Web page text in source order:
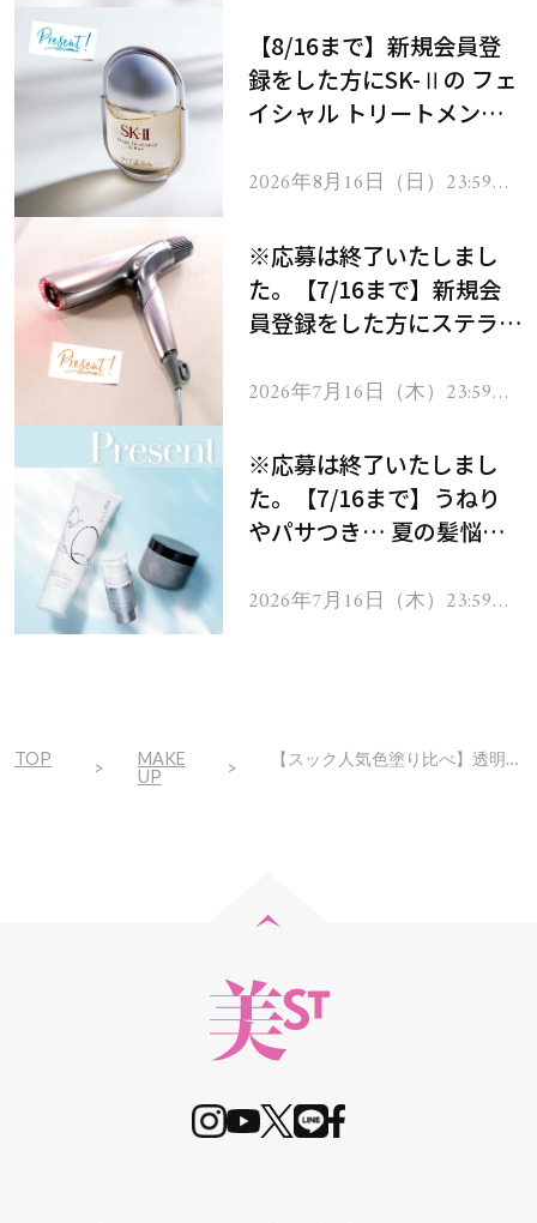
【8/16まで】新規会員登
録をした方にSK-Ⅱの フェ
イシャル トリートメント
2026年8月16日（日）23:59ま
※応募は終了いたしまし
た。【7/16まで】新規会
員登録をした方にステラボ
ヘアドライヤー ジュエル
2026年7月16日（木）23:59ま
※応募は終了いたしまし
た。【7/16まで】うねり
やパサつき… 夏の髪悩み
ムを13名様にプレゼン
2026年7月16日（木）23:59ま
TOP
MAKE
UP
【スック人気色塗り比べ】透明感高すぎリップ…おすすめカラーBEST3